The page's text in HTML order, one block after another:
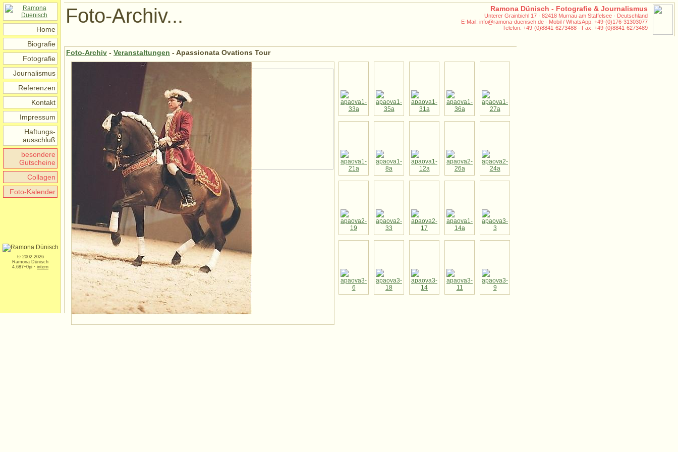
Home
Biografie
Fotografie
Journalismus
Referenzen
Kontakt
Impressum
Haftungs-
ausschluß
besondere
Gutscheine
Collagen
Foto-Kalender
© 2002-2026
Ramona Dünisch
4.687+0pi · intern
Foto-Archiv... Ramona Dünisch - Fotografie & Journalismus
Unterer Grainbichl 17 · 82418 Murnau am Staffelsee · Deutschland
E-Mail: info@ramona-duenisch.de · Mobil / WhatsApp: +49-(0)176-31303077
Telefon: +49-(0)8841-6273488 · Fax: +49-(0)8841-6273489
Foto-Archiv - Veranstaltungen - Apassionata Ovations Tour